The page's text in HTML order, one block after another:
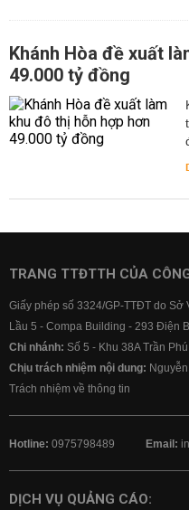
Khánh Hòa đề xuất
49.000 tỷ đồng
TRANG TTĐTTH CỦA
Giấy phép số 3324/GP-TTĐT do Sở
Lầu 5 - Compa Building - 293 Điện
Chi nhánh: Số 5 - Khu 38A Trần
Chịu trách nhiệm nội dung:
Trách nhiệm về thông tin
Hotline: 0975798489 Email:
DỊCH VỤ QUẢNG CÁO: